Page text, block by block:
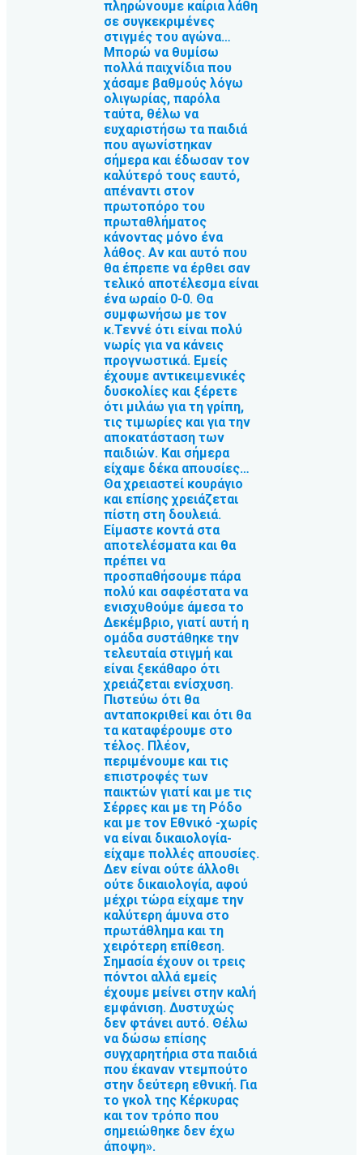
πληρώνουμε καίρια λάθη
σε συγκεκριμένες
στιγμές του αγώνα…
Μπορώ να θυμίσω
πολλά παιχνίδια που
χάσαμε βαθμούς λόγω
ολιγωρίας, παρόλα
ταύτα, θέλω να
ευχαριστήσω τα παιδιά
που αγωνίστηκαν
σήμερα και έδωσαν τον
καλύτερό τους εαυτό,
απέναντι στον
πρωτοπόρο του
πρωταθλήματος
κάνοντας μόνο ένα
λάθος. Αν και αυτό που
θα έπρεπε να έρθει σαν
τελικό αποτέλεσμα είναι
ένα ωραίο 0-0. Θα
συμφωνήσω με τον
κ.Τεννέ ότι είναι πολύ
νωρίς για να κάνεις
προγνωστικά. Εμείς
έχουμε αντικειμενικές
δυσκολίες και ξέρετε
ότι μιλάω για τη γρίπη,
τις τιμωρίες και για την
αποκατάσταση των
παιδιών. Και σήμερα
είχαμε δέκα απουσίες…
Θα χρειαστεί κουράγιο
και επίσης χρειάζεται
πίστη στη δουλειά.
Είμαστε κοντά στα
αποτελέσματα και θα
πρέπει να
προσπαθήσουμε πάρα
πολύ και σαφέστατα να
ενισχυθούμε άμεσα το
Δεκέμβριο, γιατί αυτή η
ομάδα συστάθηκε την
τελευταία στιγμή και
είναι ξεκάθαρο ότι
χρειάζεται ενίσχυση.
Πιστεύω ότι θα
ανταποκριθεί και ότι θα
τα καταφέρουμε στο
τέλος. Πλέον,
περιμένουμε και τις
επιστροφές των
παικτών γιατί και με τις
Σέρρες και με τη Ρόδο
και με τον Εθνικό -χωρίς
να είναι δικαιολογία-
είχαμε πολλές απουσίες.
Δεν είναι ούτε άλλοθι
ούτε δικαιολογία, αφού
μέχρι τώρα είχαμε την
καλύτερη άμυνα στο
πρωτάθλημα και τη
χειρότερη επίθεση.
Σημασία έχουν οι τρεις
πόντοι αλλά εμείς
έχουμε μείνει στην καλή
εμφάνιση. Δυστυχώς
δεν φτάνει αυτό. Θέλω
να δώσω επίσης
συγχαρητήρια στα παιδιά
που έκαναν ντεμπούτο
στην δεύτερη εθνική. Για
το γκολ της Κέρκυρας
και τον τρόπο που
σημειώθηκε δεν έχω
άποψη».